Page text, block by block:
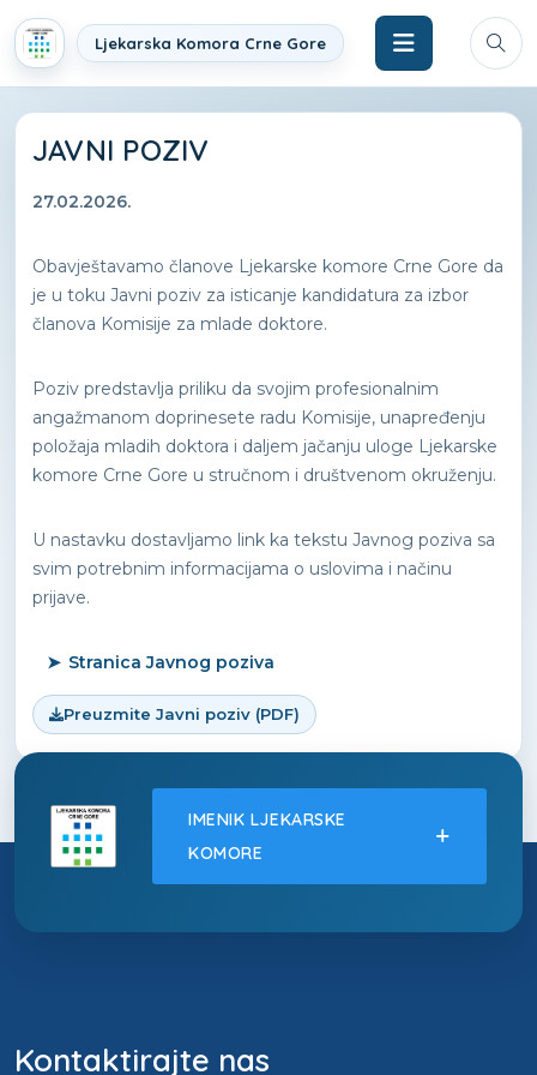
Ljekarska Komora Crne Gore
JAVNI POZIV
27.02.2026.
Obavještavamo članove Ljekarske komore Crne Gore da
je u toku Javni poziv za isticanje kandidatura za izbor
članova Komisije za mlade doktore.
Poziv predstavlja priliku da svojim profesionalnim
angažmanom doprinesete radu Komisije, unapređenju
položaja mladih doktora i daljem jačanju uloge Ljekarske
komore Crne Gore u stručnom i društvenom okruženju.
U nastavku dostavljamo link ka tekstu Javnog poziva sa
svim potrebnim informacijama o uslovima i načinu
prijave.
➤ Stranica Javnog poziva
Preuzmite Javni poziv (PDF)
IMENIK LJEKARSKE
KOMORE
Kontaktirajte nas